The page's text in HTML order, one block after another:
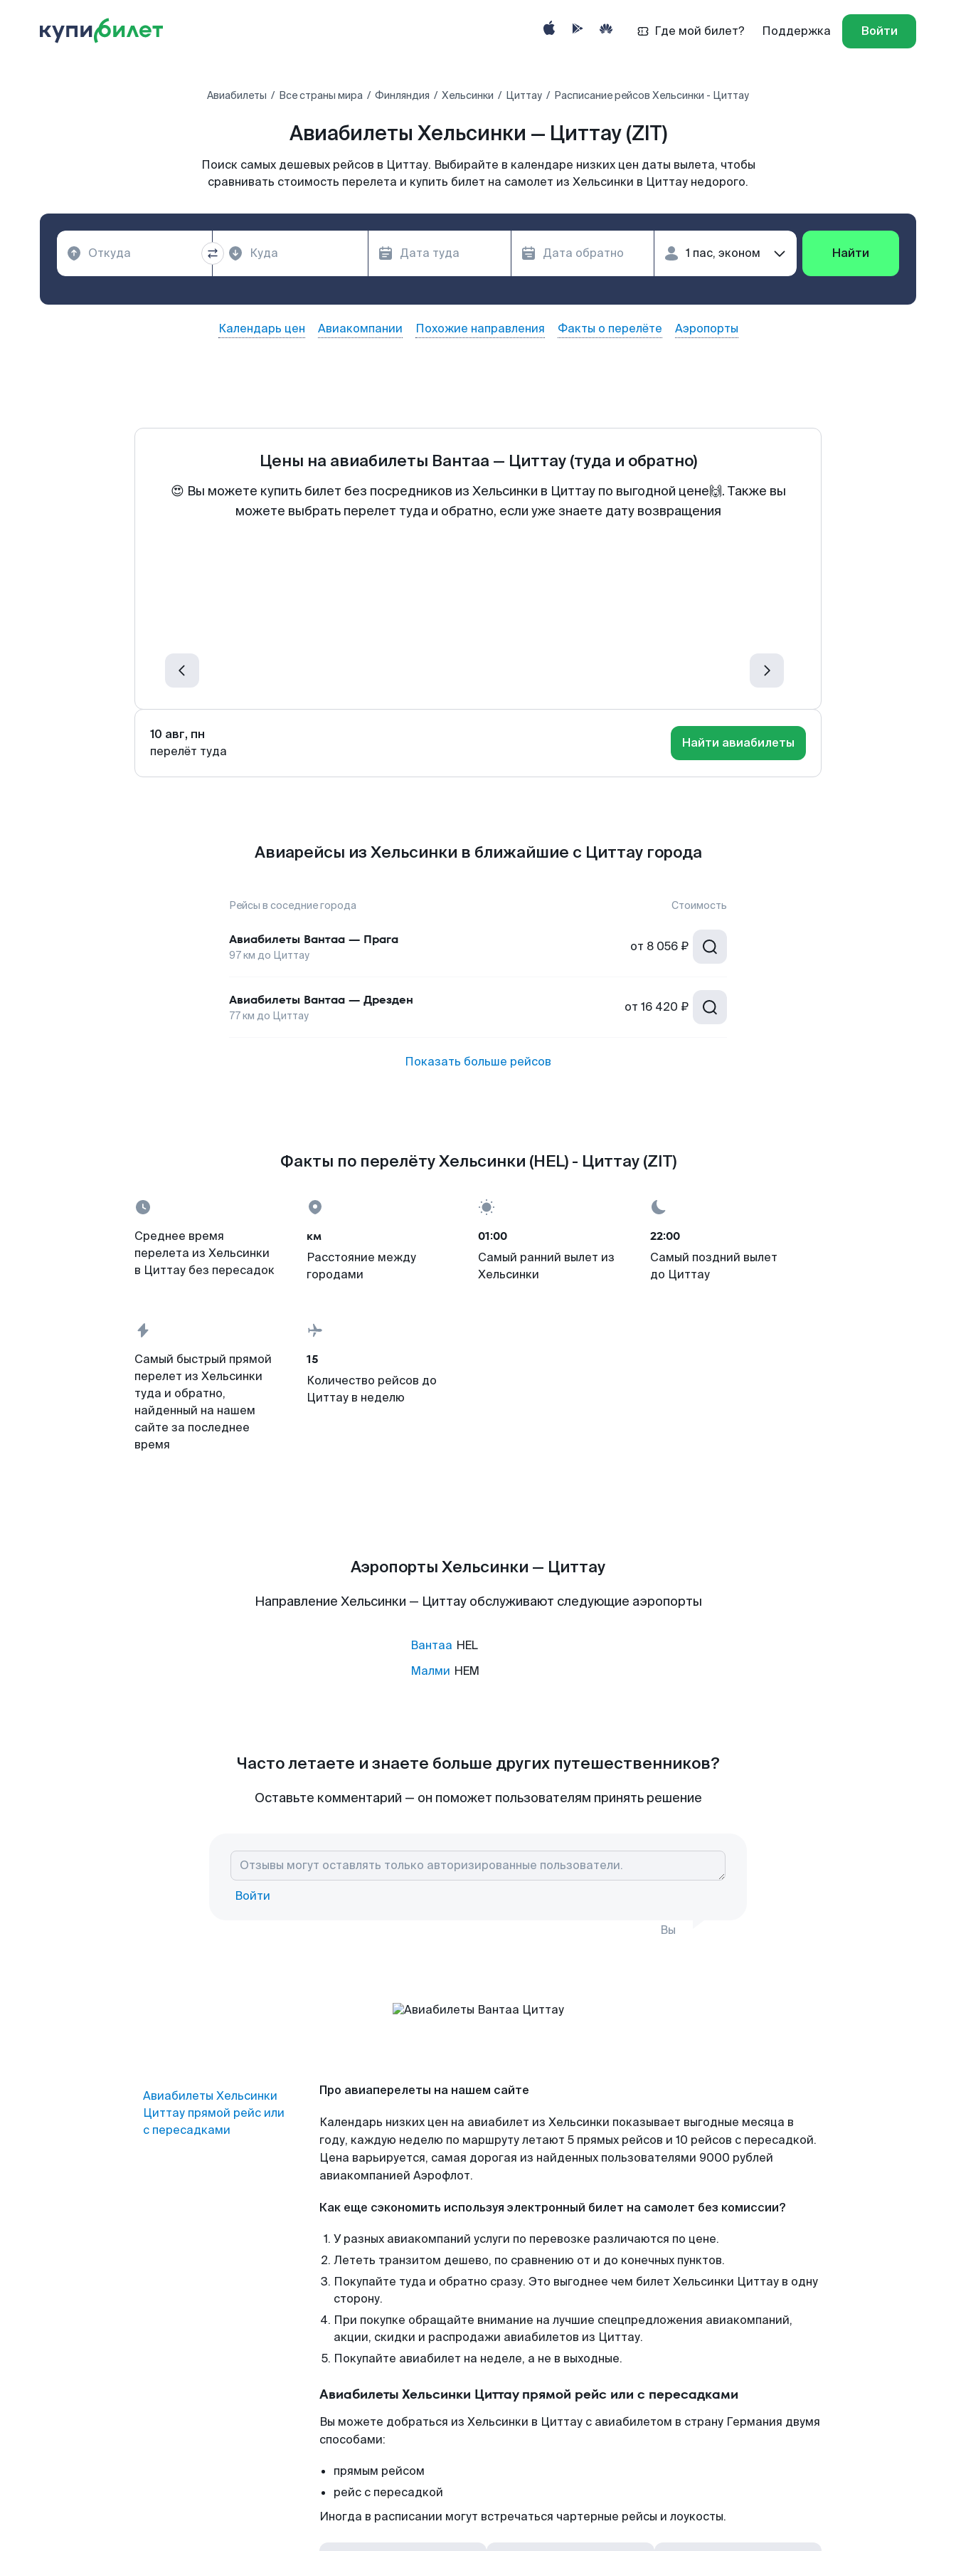
Где мой билет? Поддержка Войти
Авиабилеты Все страны мира Финляндия Хельсинки Циттау Расписание рейсов Хельсинки - Циттау
Авиабилеты Хельсинки — Циттау (ZIT)
Поиск самых дешевых рейсов в Циттау. Выбирайте в календаре низких цен даты вылета, чтобы
сравнивать стоимость перелета и купить билет на самолет из Хельсинки в Циттау недорого.
Найти
Календарь цен Авиакомпании Похожие направления Факты о перелёте Аэропорты
Цены на авиабилеты Вантаа — Циттау (туда и обратно)
😍 Вы можете купить билет без посредников из Хельсинки в Циттау по выгодной цене🙌. Также вы
можете выбрать перелет туда и обратно, если уже знаете дату возвращения
10 авг, пн
перелёт туда
Найти авиабилеты
Авиарейсы из Хельсинки в ближайшие с Циттау города
Рейсы в соседние города Стоимость
Авиабилеты Вантаа — Прага
97км до Циттау
от 8 056 ₽
Авиабилеты Вантаа — Дрезден
77км до Циттау
от 16 420 ₽
Показать больше рейсов
Факты по перелёту Хельсинки (HEL) - Циттау (ZIT)
Среднее время
перелета из Хельсинки
в Циттау без пересадок
км
Расстояние между
городами
01:00
Самый ранний вылет из
Хельсинки
22:00
Самый поздний вылет
до Циттау
Самый быстрый прямой
перелет из Хельсинки
туда и обратно,
найденный на нашем
сайте за последнее
время
15
Количество рейсов до
Циттау в неделю
Аэропорты Хельсинки — Циттау
Направление Хельсинки — Циттау обслуживают следующие аэропорты
Вантаа HEL
Малми HEM
Часто летаете и знаете больше других путешественников?
Оставьте комментарий — он поможет пользователям принять решение
Войти
Вы
Авиабилеты Хельсинки
Циттау прямой рейс или
с пересадками
Про авиаперелеты на нашем сайте
Календарь низких цен на авиабилет из Хельсинки показывает выгодные месяца в
году, каждую неделю по маршруту летают 5 прямых рейсов и 10 рейсов с пересадкой.
Цена варьируется, самая дорогая из найденных пользователями 9000 рублей
авиакомпанией Аэрофлот.
Как еще сэкономить используя электронный билет на самолет без комиссии?
У разных авиакомпаний услуги по перевозке различаются по цене.
Лететь транзитом дешево, по сравнению от и до конечных пунктов.
Покупайте туда и обратно сразу. Это выгоднее чем билет Хельсинки Циттау в одну
сторону.
При покупке обращайте внимание на лучшие спецпредложения авиакомпаний,
акции, скидки и распродажи авиабилетов из Циттау.
Покупайте авиабилет на неделе, а не в выходные.
Авиабилеты Хельсинки Циттау прямой рейс или с пересадками
Вы можете добраться из Хельсинки в Циттау с авиабилетом в страну Германия двумя
способами:
прямым рейсом
рейс с пересадкой
Иногда в расписании могут встречаться чартерные рейсы и лоукосты.